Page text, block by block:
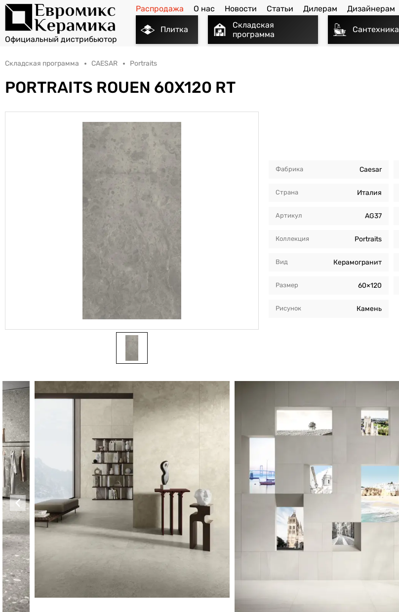
Распродажа О нас Новости Статьи Дилерам Дизайнерам
Плитка
Складская
программа
Сантехника
Складская программа CAESAR Portraits
PORTRAITS ROUEN 60X120 RT
Фабрика Caesar
Страна Италия
Артикул AG37
Коллекция Portraits
Вид Керамогранит
Размер 60×120
Рисунок Камень